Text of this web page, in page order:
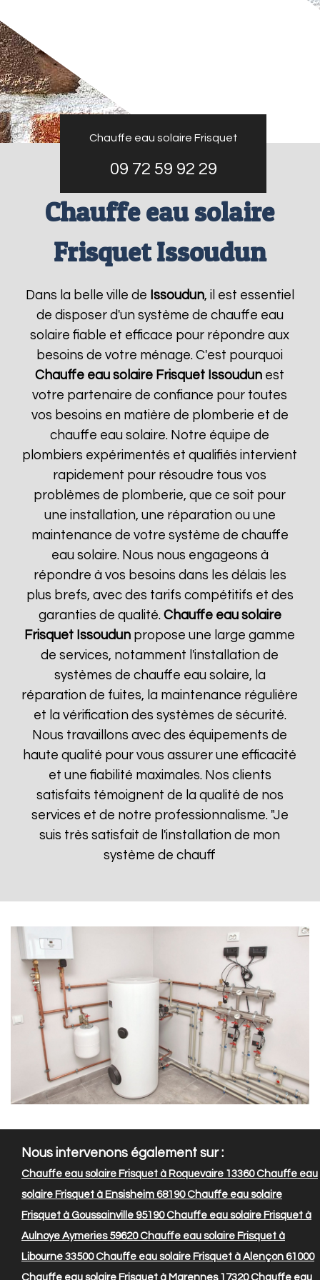
Chauffe eau solaire Frisquet
09 72 59 92 29
Chauffe eau solaire
Frisquet Issoudun
Dans la belle ville de Issoudun, il est essentiel
de disposer d'un système de chauffe eau
solaire fiable et efficace pour répondre aux
besoins de votre ménage. C'est pourquoi
Chauffe eau solaire Frisquet Issoudun est
votre partenaire de confiance pour toutes
vos besoins en matière de plomberie et de
chauffe eau solaire. Notre équipe de
plombiers expérimentés et qualifiés intervient
rapidement pour résoudre tous vos
problèmes de plomberie, que ce soit pour
une installation, une réparation ou une
maintenance de votre système de chauffe
eau solaire. Nous nous engageons à
répondre à vos besoins dans les délais les
plus brefs, avec des tarifs compétitifs et des
garanties de qualité. Chauffe eau solaire
Frisquet Issoudun propose une large gamme
de services, notamment l'installation de
systèmes de chauffe eau solaire, la
réparation de fuites, la maintenance régulière
et la vérification des systèmes de sécurité.
Nous travaillons avec des équipements de
haute qualité pour vous assurer une efficacité
et une fiabilité maximales. Nos clients
satisfaits témoignent de la qualité de nos
services et de notre professionnalisme. "Je
suis très satisfait de l'installation de mon
système de chauff
Nous intervenons également sur :
Chauffe eau solaire Frisquet à Roquevaire 13360Chauffe eau
solaire Frisquet à Ensisheim 68190Chauffe eau solaire
Frisquet à Goussainville 95190Chauffe eau solaire Frisquet à
Aulnoye Aymeries 59620Chauffe eau solaire Frisquet à
Libourne 33500Chauffe eau solaire Frisquet à Alençon 61000
Chauffe eau solaire Frisquet à Marennes 17320Chauffe eau